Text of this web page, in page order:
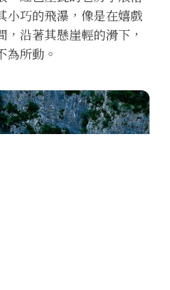
小巧的飛瀑，像是在嬉戲
沿著其懸崖輕的滑下，
為所動。